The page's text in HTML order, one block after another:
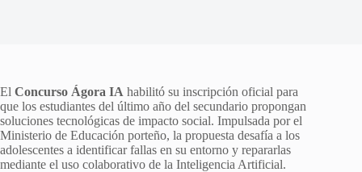
El Concurso Ágora IA habilitó su inscripción oficial para
que los estudiantes del último año del secundario propongan
soluciones tecnológicas de impacto social. Impulsada por el
Ministerio de Educación porteño, la propuesta desafía a los
adolescentes a identificar fallas en su entorno y repararlas
mediante el uso colaborativo de la Inteligencia Artificial.